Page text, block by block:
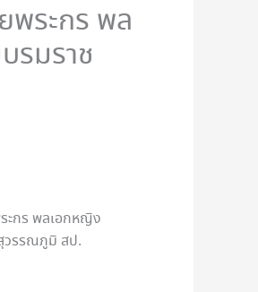
พระกร พล
รมราช
ะกร พลเอกหญิง
วรรณภูมิ สป.